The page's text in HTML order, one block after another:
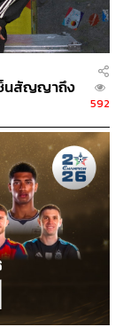
ซ็นสัญญาถึง
592